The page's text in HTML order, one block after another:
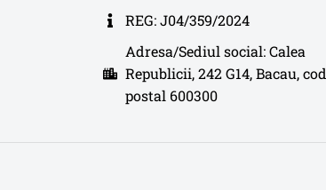
REG: J04/359/2024
Adresa/Sediul social: Calea
Republicii, 242 G14, Bacau, cod
postal 600300